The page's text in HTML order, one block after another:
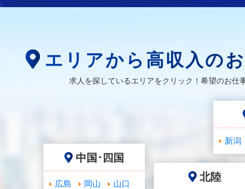
エリアから高収入の
求人を探しているエリアをクリック！希望のお仕
北陸
新潟
中国･四国
広島 岡山
山口